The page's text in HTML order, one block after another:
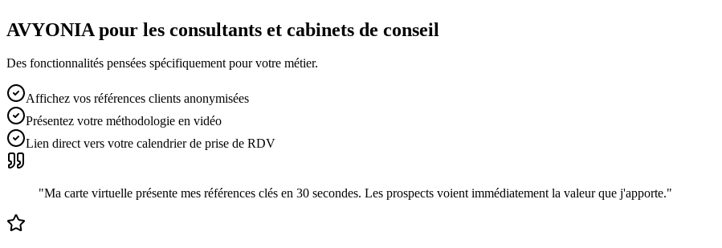
AVYONIA pour les consultants et cabinets de conseil
Des fonctionnalités pensées spécifiquement pour votre métier.
Affichez vos références clients anonymisées
Présentez votre méthodologie en vidéo
Lien direct vers votre calendrier de prise de RDV
"Ma carte virtuelle présente mes références clés en 30 secondes. Les prospects voient immédiatement la valeur que j'apporte."